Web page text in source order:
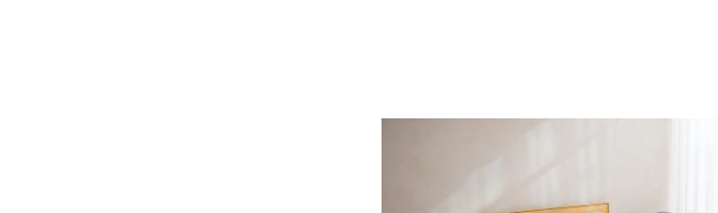
Nawigacja
wpisu